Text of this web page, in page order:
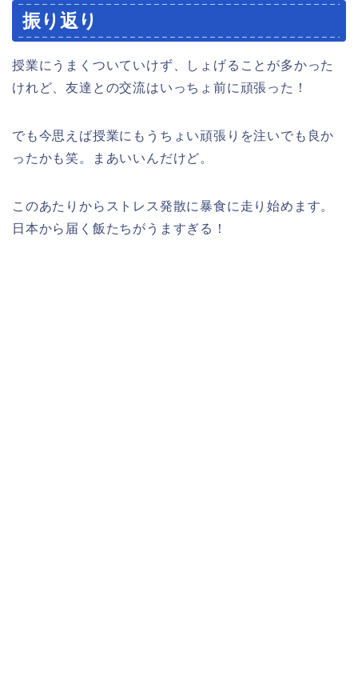
振り返り
授業にうまくついていけず、しょげることが多かった
けれど、友達との交流はいっちょ前に頑張った！
でも今思えば授業にもうちょい頑張りを注いでも良か
ったかも笑。まあいいんだけど。
このあたりからストレス発散に暴食に走り始めます。
日本から届く飯たちがうますぎる！